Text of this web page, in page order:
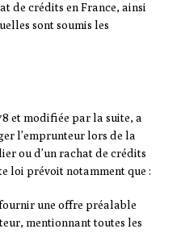
de crédits en France, ainsi
sont soumis les
et modifiée par la suite, a
l’emprunteur lors de la
ou d’un rachat de crédits
loi prévoit notamment que :
une offre préalable
mentionnant toutes les